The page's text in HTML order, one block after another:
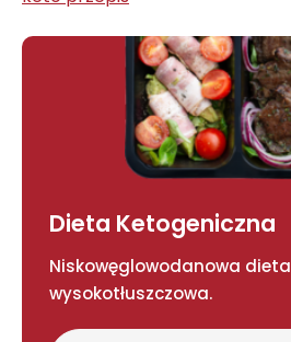
Dieta Ketogeniczna
Niskowęglowodanowa dieta
wysokotłuszczowa.